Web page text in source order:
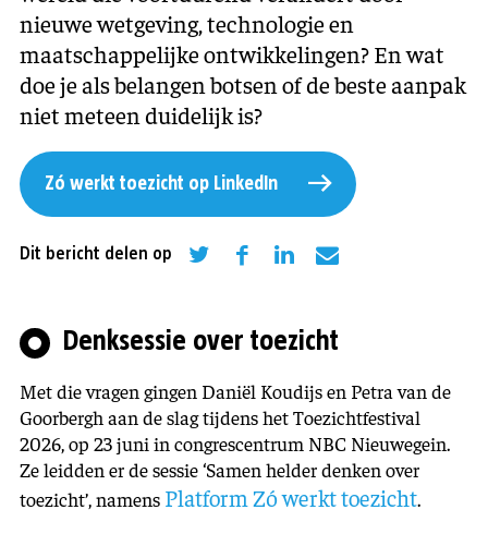
nieuwe wetgeving, technologie en
maatschappelijke ontwikkelingen? En wat
doe je als belangen botsen of de beste aanpak
niet meteen duidelijk is?
Zó werkt toezicht op LinkedIn
Dit bericht delen op
Denksessie over toezicht
Met die vragen gingen Daniël Koudijs en Petra van de
Goorbergh aan de slag tijdens het Toezichtfestival
2026, op 23 juni in congrescentrum NBC Nieuwegein.
Ze leidden er de sessie ‘Samen helder denken over
toezicht’, namens Platform Zó werkt toezicht.